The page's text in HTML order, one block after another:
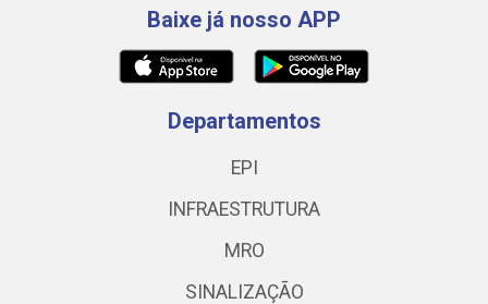
Baixe já nosso APP
Departamentos
EPI
INFRAESTRUTURA
MRO
SINALIZAÇÃO